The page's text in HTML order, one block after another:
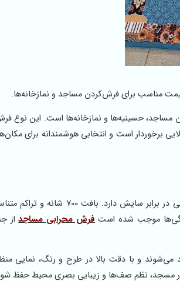
مناسب برای فرش‌کردن مساجد و نمازخانه‌ها.
مساجد، حسینیه‌ها و نمازخانه‌ها است. این نوع
برخوردار است و انتخابی هوشمندانه برای
در تولید این مدل از نخ پلی‌استر باکیفیت استفاده شده است که نرمی مطلوب و مقاومت بالایی در برابر سایش دارد.
موجب شده استفرش محرابی مساجداز
می‌شوند و با دقت بالا در طرح و رنگ، نمایی
مسجد، نظم صف‌ها و زیبایی بصری محیط حفظ